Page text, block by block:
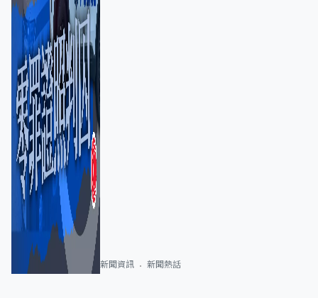
新聞資訊 新聞熱話